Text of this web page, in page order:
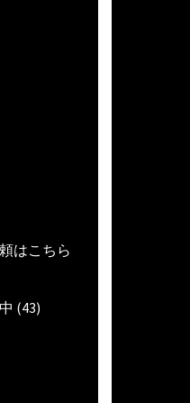
はこちら
(43)